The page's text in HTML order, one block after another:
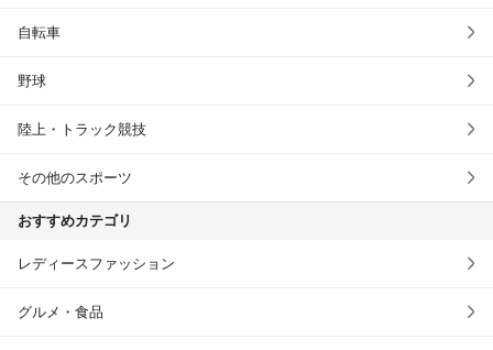
自転車
野球
陸上・トラック競技
その他のスポーツ
おすすめカテゴリ
レディースファッション
グルメ・食品